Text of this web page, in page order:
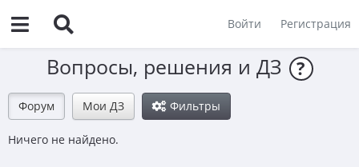
Войти Регистрация
Вопросы, решения и ДЗ ?
Форум Мои ДЗ Фильтры
Ничего не найдено.